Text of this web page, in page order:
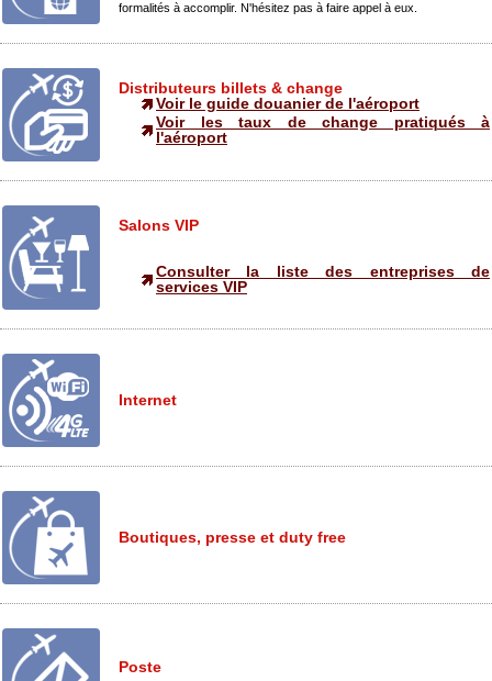
formalités à accomplir. N'hésitez pas à faire appel à eux.
Distributeurs billets & change
Voir le guide douanier de l'aéroport
Voir les taux de change pratiqués à
l'aéroport
Salons VIP
Consulter la liste des entreprises de
services VIP
Internet
Boutiques, presse et duty free
Poste